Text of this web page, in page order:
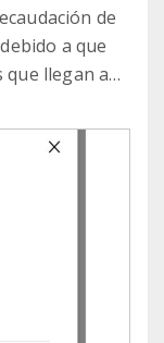
de
a que
que llegan a
(66€) a la
por un
tipo de
irá
CER en
que están